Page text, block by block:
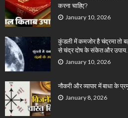
करना चाहिए?
January 10, 2026
कुंडली में कमजोर है चंद्रमा तो बढ़
से चंद्र दोष के संकेत और
January 10, 2026
नौकरी और व्यापार में बाधा के
January 8, 2026